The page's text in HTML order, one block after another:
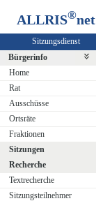
ALLRIS®net
Sitzungsdienst
Bürgerinfo
Home
Rat
Ausschüsse
Ortsräte
Fraktionen
Sitzungen
Recherche
Textrecherche
Sitzungsteilnehmer